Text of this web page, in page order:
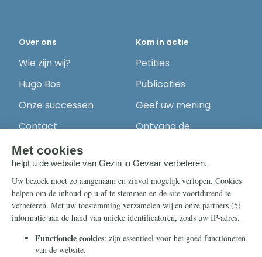
Over ons
Wie zijn wij?
Hugo Bos
Onze successen
Contact
Kom in actie
Petities
Publicaties
Geef uw mening
Ontvang de
Steun ons
Nieuwsbrief
Eenmalig
Maandelijks
Info
Contact
Ontvang onze
Telegram-berichten